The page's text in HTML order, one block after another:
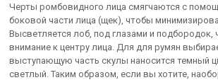
Черты ромбовидного лица смягчаются с
боковой части лица (щек), чтобы
Высветляется лоб, под глазами и подбородок,
внимание к центру лица. Для для румян
выступающую часть скулы наносится темный
светлый. Таким образом, если вы хотите,